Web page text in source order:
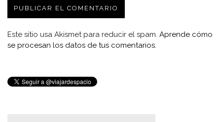
Este sitio usa Akismet para reducir el spam. Aprende cómo
se procesan los datos de tus comentarios.